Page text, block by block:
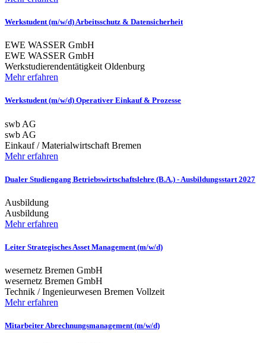
Werkstudent (m/w/d) Arbeitsschutz & Datensicherheit
EWE WASSER GmbH
EWE WASSER GmbH
Werkstudierendentätigkeit Oldenburg
Mehr erfahren
Werkstudent (m/w/d) Operativer Einkauf & Prozesse
swb AG
swb AG
Einkauf / Materialwirtschaft Bremen
Mehr erfahren
Dualer Studiengang Betriebswirtschaftslehre (B.A.) - Ausbildungsstart 2027
Ausbildung
Ausbildung
Mehr erfahren
Leiter Strategisches Asset Management (m/w/d)
wesernetz Bremen GmbH
wesernetz Bremen GmbH
Technik / Ingenieurwesen Bremen Vollzeit
Mehr erfahren
Mitarbeiter Abrechnungsmanagement (m/w/d)